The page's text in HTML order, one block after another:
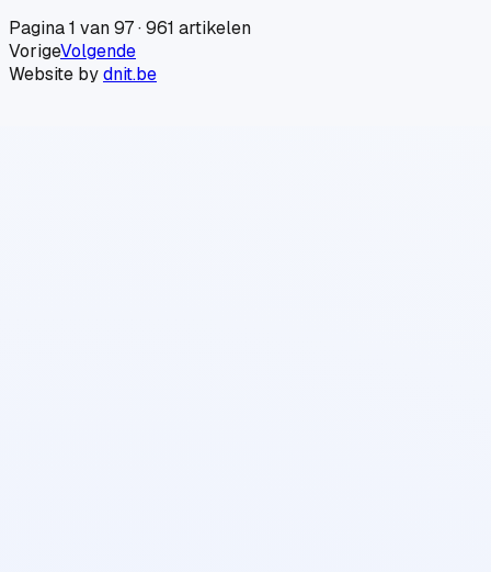
Pagina1 van97·961 artikelen
VorigeVolgende
Website bydnit.be